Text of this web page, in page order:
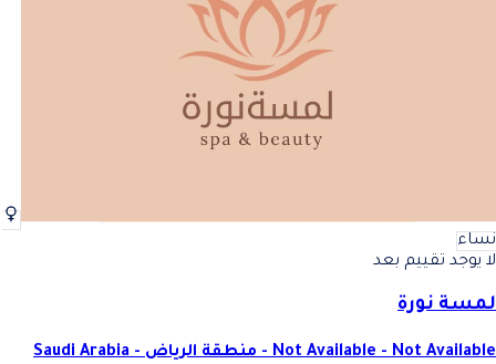
نساء
لا يوجد تقييم بعد
لمسة نورة
Not Available - Not Available - منطقة الرياض - Saudi Arabia